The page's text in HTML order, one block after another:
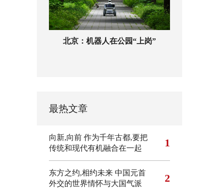
北京：机器人在公园“上岗”
最热文章
向新,向前 作为千年古都,要把
传统和现代有机融合在一起
1
东方之约,相约未来 中国元首
外交的世界情怀与大国气派
2